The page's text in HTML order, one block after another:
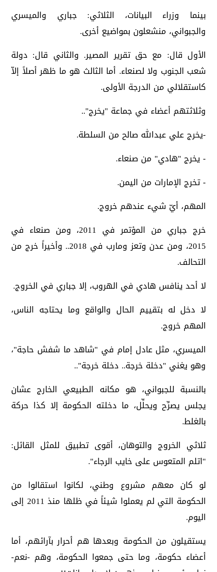
بينما وزراء البيانات، الثلاثي: جباري والميسري
والجبواني، منشعلون بمواضيع أخرى.
الأول قال: مع حق تقرير المصير. والثاني قال: دولة
شعب الجنوب ولا لصنعاء. أما الثالث هو ما ظهر أصلاً إلاّ
كاستقلالي من الدرجة الأولى.
وثلاثتهم أعضاء في جماعة "يخرج"..
-يخرج علي عبدالله صالح من السلطة.
- يخرج "هادي" من صنعاء.
- تخرج الإمارات من اليمن.
المهم، أيّ شيء عندهم خروج.
خرج جباري من المؤتمر في 2011، ومن صنعاء في
2015، ومن عدن وتعز ومارب في 2018.. وأخيراً خرج من
التحالف.
لا أحد ينافس هادي في الهروب، إلا جباري في الخروج.
لا دخل له بتقييم الحال والواقع وما يحتاجه الناس،
المهم خروج.
الميسري، مثل عادل إمام في "شاهد ما شفش حاجة"،
وهو يغني "دخلة خرجة.. دخلة خرجة"..
بالنسبة للجبواني، هو مكانه الطبيعي الخارج عشان
يجلس يصرِّح ويحلِّل، ما دخلته الحكومة إلا كذا حركة
بالغلط.
ثلاثي الخروج والتوهان، أقوى تطبيق للمثل القائل:
"اتلم المتعوس على خايب الرجاء".
لو كان معهم مشروع وطني، لكانوا استقالوا من
الحكومة التي لم يعملوا شيئاً في ظلها منذ 2011 إلى
اليوم.
يستقيلون من الحكومة وبعدها هم أحرار بآرائهم، أما
أعضاء حكومة، وما حتى جمعوا الحكومة، وهم -نعم-